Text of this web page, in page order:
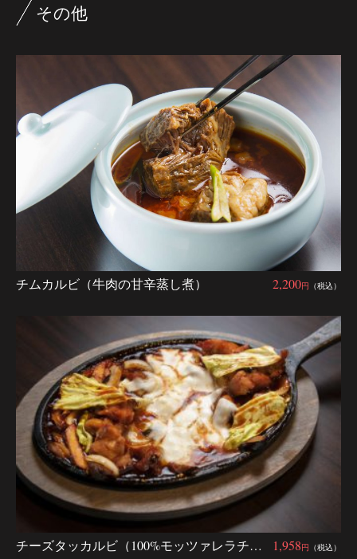
その他
2,200円 （税込）
チムカルビ（牛肉の甘辛蒸し煮）
1,958円 （税込）
チーズタッカルビ（100%モッツァレラチーズ）